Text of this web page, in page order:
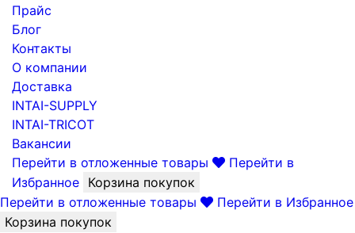
Прайс
Блог
Контакты
О компании
Доставка
INTAI-SUPPLY
INTAI-TRICOT
Вакансии
Перейти в отложенные товары
Перейти в
Избранное Корзина покупок
Перейти в отложенные товары
Перейти в Избранное
Корзина покупок